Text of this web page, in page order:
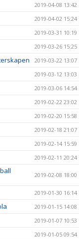
2019-04-08 13:42
2019-04-02 15:24
2019-03-31 10:19
2019-03-26 15:25
2019-03-22 13:07
2019-03-12 13:03
2019-03-06 14:54
2019-02-22 23:02
2019-02-20 15:58
2019-02-18 21:07
2019-02-14 15:59
2019-02-11 20:24
2019-02-08 18:00
2019-01-30 16:14
2019-01-15 14:08
2019-01-07 10:53
2019-01-05 09:54